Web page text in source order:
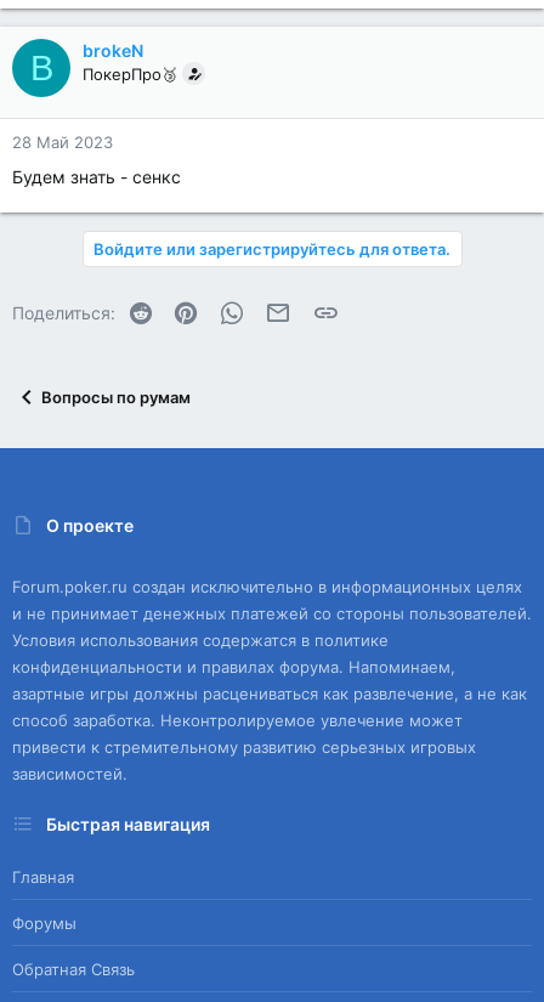
B brokeN
ПокерПро🥉
28 Май 2023
Будем знать - сенкс
Войдите или зарегистрируйтесь для ответа.
Поделиться: Reddit PinterestWhatsAppЭлектронная почта
Ссылка
Вопросы по румам
О проекте
Forum.poker.ru создан исключительно в информационных целях
и не принимает денежных платежей со стороны пользователей.
Условия использования содержатся в политике
конфиденциальности и правилах форума. Напоминаем,
азартные игры должны расцениваться как развлечение, а не как
способ заработка. Неконтролируемое увлечение может
привести к стремительному развитию серьезных игровых
зависимостей.
Быстрая навигация
Главная
Форумы
Обратная Связь